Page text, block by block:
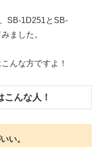
SB-1D251とSB-
ました。
んな方ですよ！
んな人！
い。